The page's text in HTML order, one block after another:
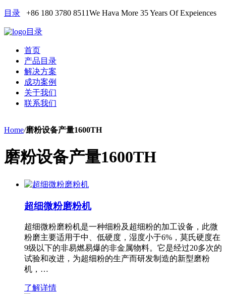
目录 +86 180 3780 8511We Hava More 35 Years Of Expeiences
目录
首页
产品目录
解决方案
成功案例
关于我们
联系我们
Home/磨粉设备产量1600TH
磨粉设备产量1600TH
超细微粉磨粉机
超细微粉磨粉机是一种细粉及超细粉的加工设备，此微
粉磨主要适用于中、低硬度，湿度小于6%，莫氏硬度在
9级以下的非易燃易爆的非金属物料。它是经过20多次的
试验和改进，为超细粉的生产而研发制造的新型磨粉
机，…
了解详情